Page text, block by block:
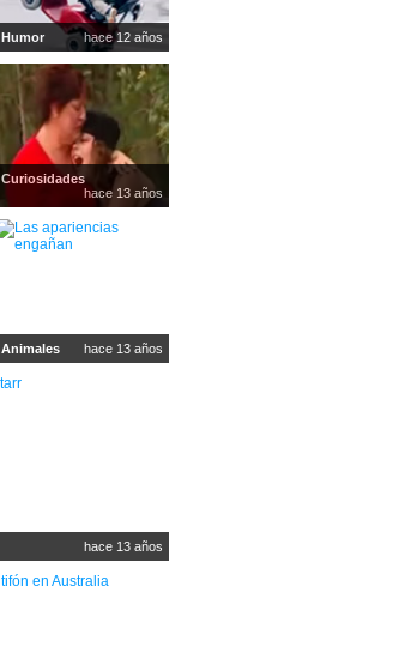
Humor hace 12 años
Curiosidades
hace 13 años
Animales hace 13 años
hace 13 años